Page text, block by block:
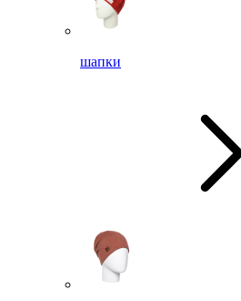
шапки